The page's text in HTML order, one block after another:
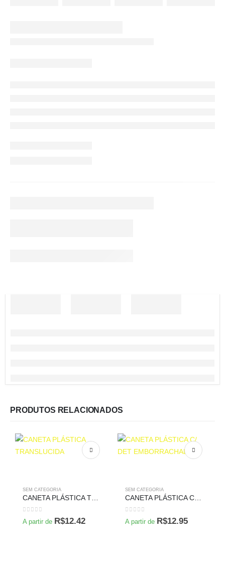
PRODUTOS RELACIONADOS
SEM CATEGORIA
CANETA PLÁSTICA TRANSLUCIDA
0 de 5
A partir de R$12.42
SEM CATEGORIA
CANETA PLÁSTICA C/ DET EMBORRACHADO
0 de 5
A partir de R$12.95